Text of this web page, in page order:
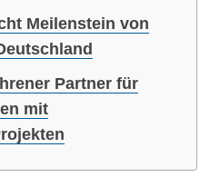
Meilenstein von
Partner für
mit